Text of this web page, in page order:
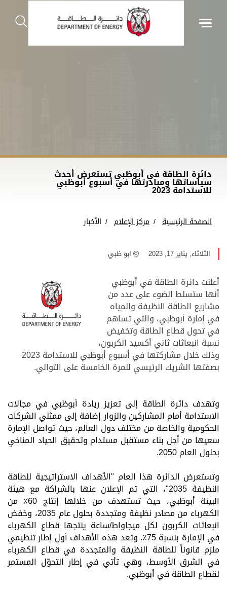
دائرة الطاقة في أبوظبي تستعرض أحدث
سياساتها ومبادرتها في أسبوع أبوظبي
للاستدامة 2023
الصفحة الرئيسية مركز الإعلام الأخبار
الثلاثاء, يناير 17, 2023 ابو ظبي
أعلنت دائرة الطاقة في أبوظبي
أنها ستسلط الضوء على عدد من
مشاريع الطاقة النظيفة والمياه
في إمارة أبوظبي، والتي تساهم
في تحول قطاع الطاقة وتخفيض
نسبة انبعاثات ثاني أكسيد الكربون،
وذلك خلال مشاركتها في أسبوع أبوظبي للاستدامة 2023
بصفتها الشريك الرئيسي للمرة الخامسة على التوالي.
وتهدف دائرة الطاقة إلى تعزيز ريادة أبوظبي في مجالات
الاستدامة أمام المشاركين والزوار إضافة إلى ممثلي الشركات
الحكومية والخاصة من مختلف دول العالم، حيث تواصل الإمارة
سعيها من أجل بناء مستقبل مستدام وتحقيق الحياد المناخي
بحلول العام 2050.
وتستعرض الدائرة هذا العام "الأهداف الاستراتيجية للطاقة
النظيفة 2035"، التي تم الإعلان عنها بالشراكة مع هيئة
البيئة أبوظبي، حيث تستهدف من خلالها إنتاج 60٪ من
الكهرباء من مصادر نظيفة ومتجددة بحلول عام 2035، وخفض
انبعاثات الكربون لكل ميجاواط/ساعة ينتجها قطاع الكهرباء
في الإمارة بنسبة 75٪. وتعد هذه الأهداف أول إطار تنظيمي
ملزم قانوناً للطاقة النظيفة والمتجددة في قطاع الكهرباء
في الشرق الأوسط، وهي تأتي في إطار التحوّل المستمر
لقطاع الطاقة في أبوظبي.